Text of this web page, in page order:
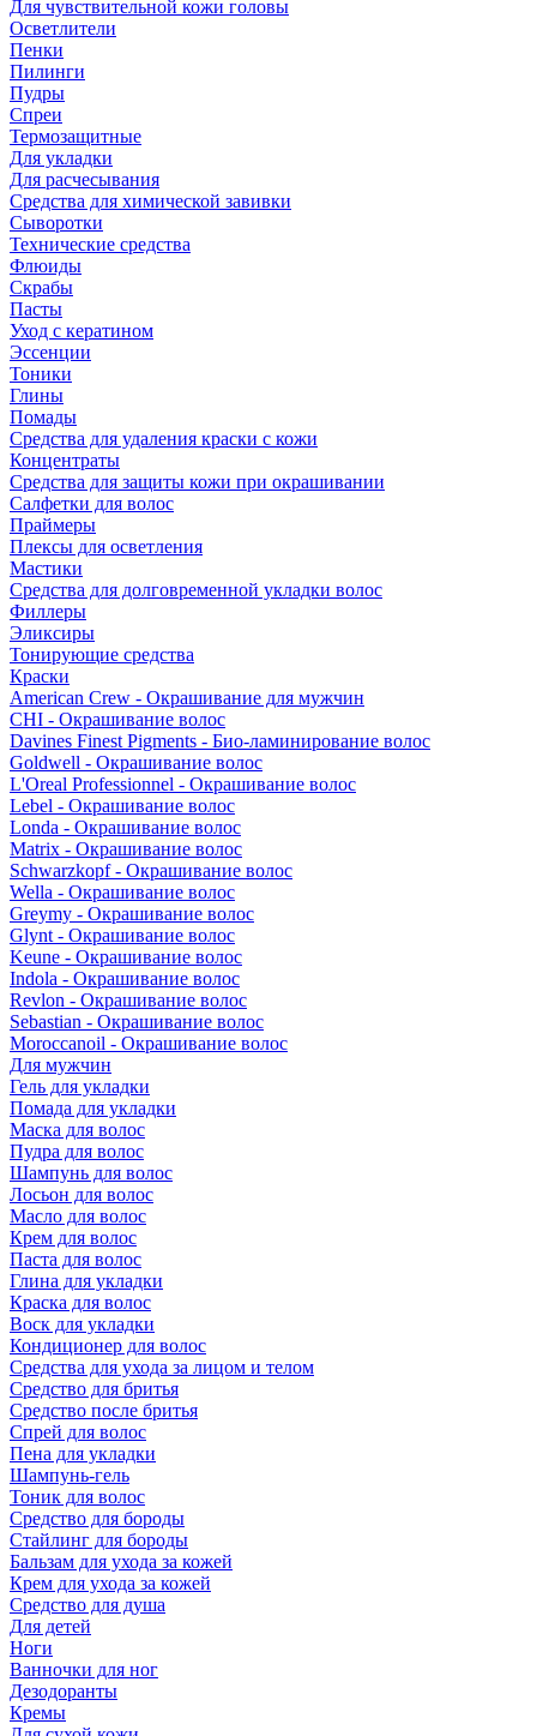
Для чувствительной кожи головы
Осветлители
Пенки
Пилинги
Пудры
Спреи
Термозащитные
Для укладки
Для расчесывания
Средства для химической завивки
Сыворотки
Технические средства
Флюиды
Скрабы
Пасты
Уход с кератином
Эссенции
Тоники
Глины
Помады
Средства для удаления краски с кожи
Концентраты
Средства для защиты кожи при окрашивании
Салфетки для волос
Праймеры
Плексы для осветления
Мастики
Средства для долговременной укладки волос
Филлеры
Эликсиры
Тонирующие средства
Краски
American Crew - Окрашивание для мужчин
CHI - Окрашивание волос
Davines Finest Pigments - Био-ламинирование волос
Goldwell - Окрашивание волос
L'Oreal Professionnel - Окрашивание волос
Lebel - Окрашивание волос
Londa - Окрашивание волос
Matrix - Окрашивание волос
Schwarzkopf - Окрашивание волос
Wella - Окрашивание волос
Greymy - Окрашивание волос
Glynt - Окрашивание волос
Keune - Окрашивание волос
Indola - Окрашивание волос
Revlon - Окрашивание волос
Sebastian - Окрашивание волос
Moroccanoil - Окрашивание волос
Для мужчин
Гель для укладки
Помада для укладки
Маска для волос
Пудра для волос
Шампунь для волос
Лосьон для волос
Масло для волос
Крем для волос
Паста для волос
Глина для укладки
Краска для волос
Воск для укладки
Кондиционер для волос
Средства для ухода за лицом и телом
Средство для бритья
Средство после бритья
Спрей для волос
Пена для укладки
Шампунь-гель
Тоник для волос
Средство для бороды
Стайлинг для бороды
Бальзам для ухода за кожей
Крем для ухода за кожей
Средство для душа
Для детей
Ноги
Ванночки для ног
Дезодоранты
Кремы